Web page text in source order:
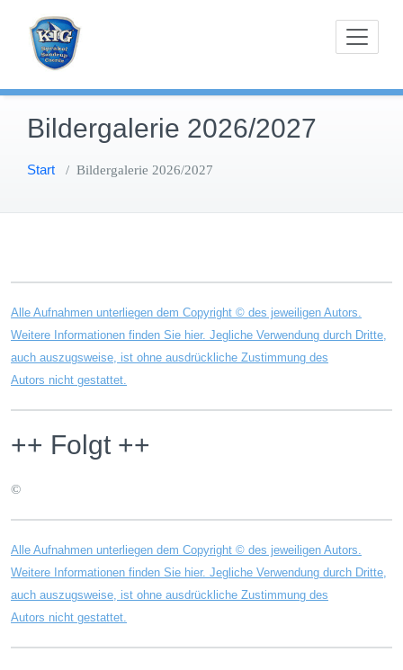
Inhalt
springen
Karnevals-Interessen-Gemeinschaft Sprakel-
Bildergalerie 2026/2027
Start / Bildergalerie 2026/2027
Alle Aufnahmen unterliegen dem Copyright © des jeweiligen Autors.
Weitere Informationen finden Sie hier. Jegliche Verwendung durch Dritte,
auch auszugsweise, ist ohne ausdrückliche Zustimmung des
Autors nicht gestattet.
++ Folgt ++
©
Alle Aufnahmen unterliegen dem Copyright © des jeweiligen Autors.
Weitere Informationen finden Sie hier. Jegliche Verwendung durch Dritte,
auch auszugsweise, ist ohne ausdrückliche Zustimmung des
Autors nicht gestattet.